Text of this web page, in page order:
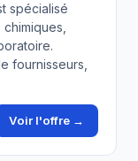
spécialisé
fournisseurs,
Voir l'offre →